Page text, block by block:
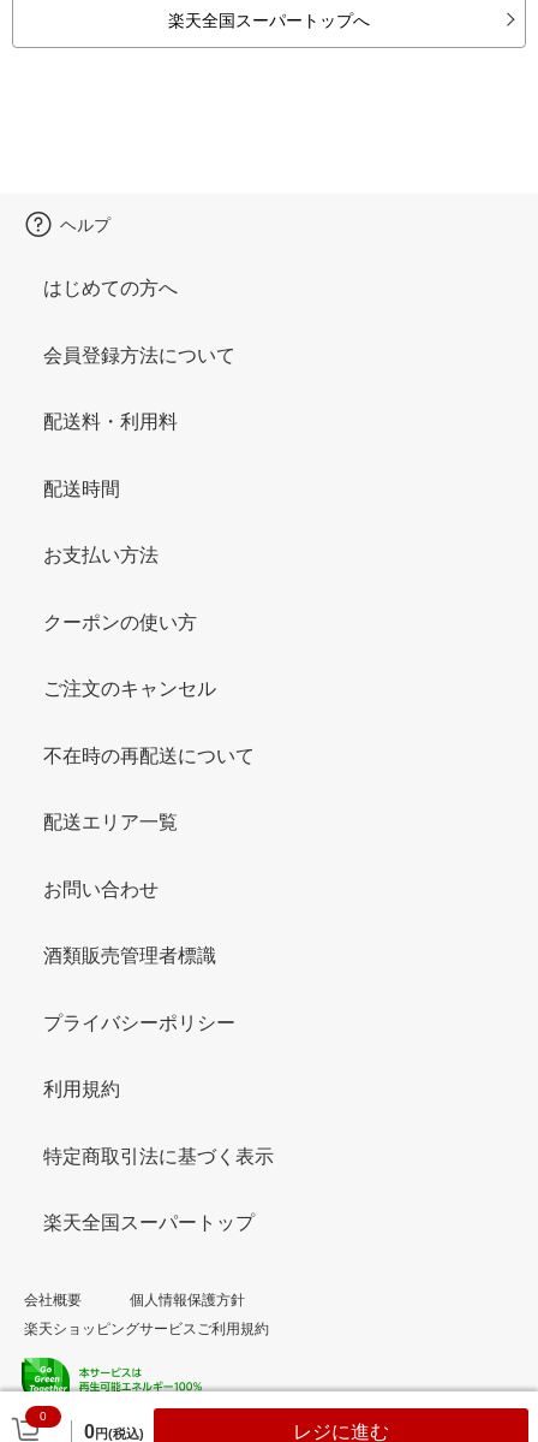
楽天全国スーパートップへ
0
0円(税込) レジに進む
ヘルプ
はじめての方へ
会員登録方法について
配送料・利用料
配送時間
お支払い方法
クーポンの使い方
ご注文のキャンセル
不在時の再配送について
配送エリア一覧
お問い合わせ
酒類販売管理者標識
プライバシーポリシー
利用規約
特定商取引法に基づく表示
楽天全国スーパートップ
会社概要
個人情報保護方針
楽天ショッピングサービスご利用規約
© Rakuten Group, Inc.